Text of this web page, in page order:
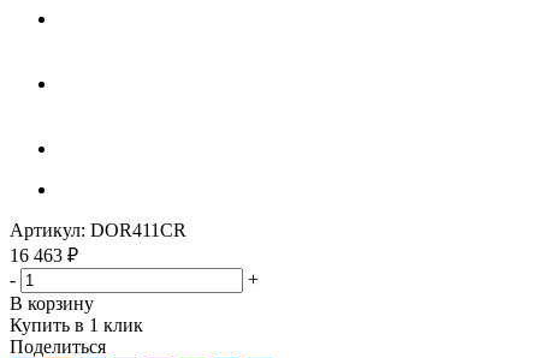
Артикул: DOR411CR
16 463 ₽
-
+
В корзину
Купить в 1 клик
Поделиться